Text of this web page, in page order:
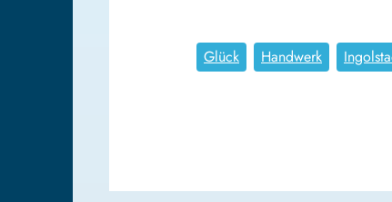
Glück Handwerk